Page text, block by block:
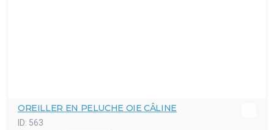
OREILLER EN PELUCHE OIE CÂLINE
ID: 563